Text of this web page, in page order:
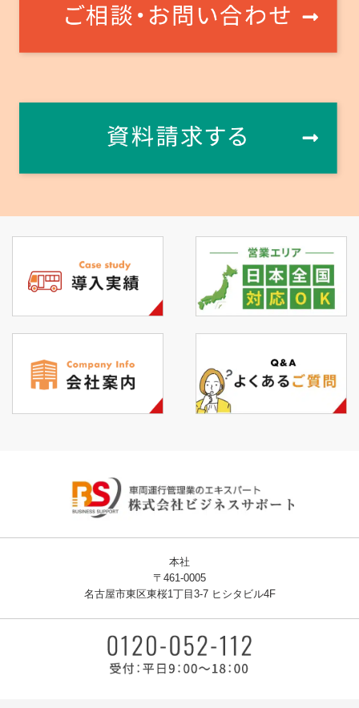
本社
〒461-0005
名古屋市東区東桜1丁目3-7 ヒシタビル4F